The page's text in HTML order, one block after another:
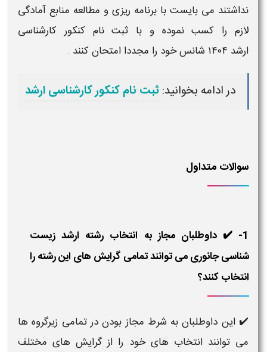
نداشتند می بایست با برنامه ریزی و مطالعه منابع آمادگی
لازم را کسب نموده و با ثبت نام کنکور کارشناسی
ارشد
شانس خود را مجددا امتحان کنند .
در ادامه بخوانید:ثبت نام کنکور کارشناسی ارشد
سوالات متداول
1- ✔️ داوطلبان مجاز به انتخاب رشته ارشد زیست
شناسی جانوری می توانند تمامی گرایش های این رشته را
انتخاب کنند؟
✔️این داوطلبان به شرط مجاز بودن در تمامی زیرگروه ها
می توانند انتخاب های خود را از گرایش های مختلف